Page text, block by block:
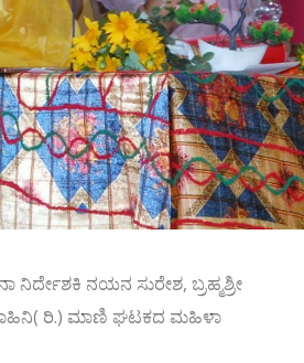
ನಯನ ಸುರೇಶ, ಬ್ರಹ್ಮಶ್ರೀ
ರಿ.) ಮಾಣಿ ಘಟಕದ ಮಹಿಳಾ